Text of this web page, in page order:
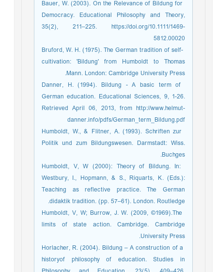
­ Bauer, W. (2003). On the Relevance of Bildung for
Democracy. Educational Philosophy and Theory,
35(2), 211–225. https://doi.org/10.1111/1469-
5812.00020
­ Bruford, W. H. (1975). The German tradition of self-
cultivation: 'Bildung' from Humboldt to Thomas
Mann. London: Cambridge University Press.
­ Danner, H. (1994). Bildung - A basic term of
German education. Educational Sciences, 9, 1-26.
Retrieved April 06, 2013, from http://www.helmut-
danner.info/pdfs/German_term_Bildung.pdf
­ Humboldt, W., & Flitner, A. (1993). Schriften zur
Politik und zum Bildungswesen. Darmstadt: Wiss.
Buchges.
­ Humboldt, V, W (2000): Theory of Bildung. In:
Westbury, I., Hopmann, & S., Riquarts, K. (Eds.):
Teaching as reflective practice. The German
didaktik tradition. (pp. 57–61). London. Routledge.
­ Humboldt, V, W; Burrow, J. W. (2009, ©1969).The
limits of state action. Cambridge. Cambridge
University Press.
­ Horlacher, R. (2004). Bildung – A construction of a
historyof philosophy of education. Studies in